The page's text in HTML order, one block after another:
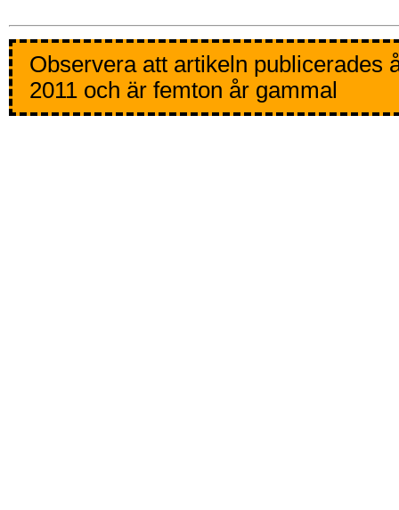
Observera att artikeln publicerades
2011 och är femton år gammal